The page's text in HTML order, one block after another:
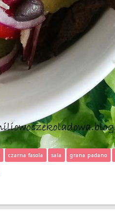
czarna fasola sala grana padano